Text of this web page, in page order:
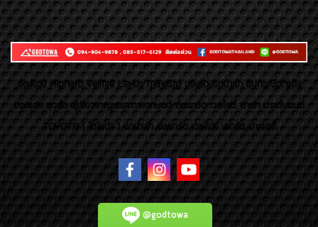
ของเเต่ง Alphard Vellfire Lexus Majesty ของเเต่งรถนำเข้า อุปกรณ์ตกแต่ง
ของแต่ง ชุดล้อ ผู้เชี่ยวชาญเฉพาะทางรถยนต์ อัลพาร์ด เวลไฟร์ นำเข้า ประดับยนต์
TOYOTA ( โตโยต้า ) รถนำเข้า อัลพาร์ด เวลไฟร์ เลกซัส มาเจสตี้
@godtowa